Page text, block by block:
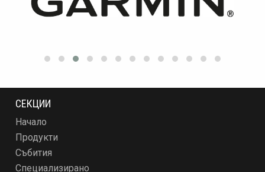
СЕКЦИИ
Начало
Продукти
Събития
Специализирано